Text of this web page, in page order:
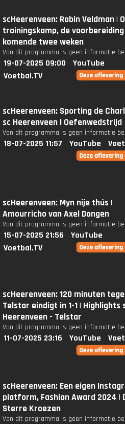
scHeerenveen: Robin Veldman |
trainingskamp, de
komende twee weken
Van dit programma is geen informatie
19-07-2025 09:00
YouTube
Voetbal.TV
scHeerenveen: Sporting de
sc Heerenveen I Oefenwedstrijd
Van dit programma is geen informatie
18-07-2025 11:57 YouTube
scHeerenveen: Myn nije thús |
Amourricho van Axel Dongen
Van dit programma is geen informatie
15-07-2025 21:56
YouTube
Voetbal.TV
scHeerenveen: 120 minuten
Telstar eindigt in 1-1 | Highlights
Heerenveen - Telstar
Van dit programma is geen informatie
11-07-2025 23:16 YouTube
scHeerenveen: Een eigen
platform, Fashion Award 2024 |
Sterre Kroezen
Van dit programma is geen informatie